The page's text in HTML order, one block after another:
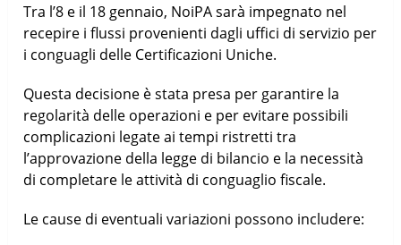
Tra l’8 e il 18 gennaio, NoiPA sarà impegnato nel
recepire i flussi provenienti dagli uffici di servizio per
i conguagli delle Certificazioni Uniche.
Questa decisione è stata presa per garantire la
regolarità delle operazioni e per evitare possibili
complicazioni legate ai tempi ristretti tra
l’approvazione della legge di bilancio e la necessità
di completare le attività di conguaglio fiscale.
Le cause di eventuali variazioni possono includere: